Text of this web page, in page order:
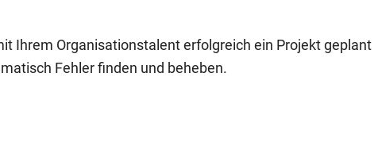
Ihrem Organisationstalent erfolgreich ein Projekt geplant
Fehler finden und beheben.